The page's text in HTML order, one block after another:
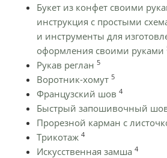
Букет из конфет своими
инструкция с простыми
и инструменты для
оформления своими руками
Рукав реглан 5
Воротник-хомут 5
Французский шов 4
Быстрый запошивочный
Прорезной карман с
Трикотаж 4
Искусственная замша 4